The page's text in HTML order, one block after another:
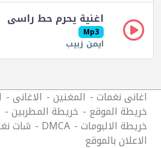
اغنية يحرم حط راسى
Mp3
ايمن زبيب
اغانى نغمات المغنين الاغانى
خريطة الموقع خريطة المطربين
خريطة الالبومات DMCA شات
الاعلان بالموقع